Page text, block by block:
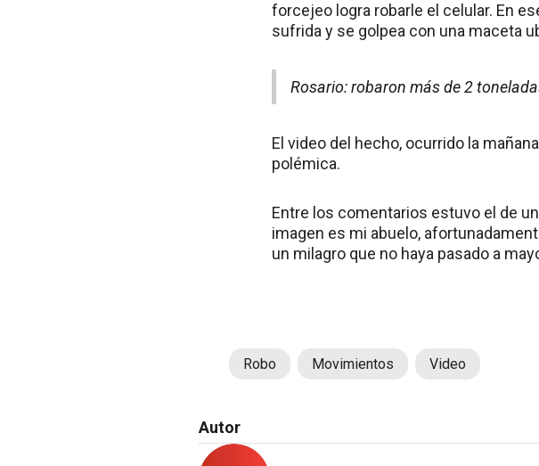
forcejeo logra robarle el celular. En
sufrida y se golpea con una maceta
Rosario: robaron más de 2
El video del hecho, ocurrido la
polémica.
Entre los comentarios estuvo el de
imagen es mi abuelo,
un milagro que no haya pasado a
Robo Movimientos Video
Autor